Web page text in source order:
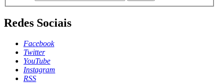
Redes Sociais
Facebook
Twitter
YouTube
Instagram
RSS